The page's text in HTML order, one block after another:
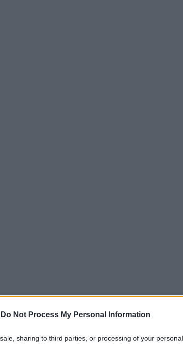
Do Not Process My Personal Information
sharing to third parties, or processing of your